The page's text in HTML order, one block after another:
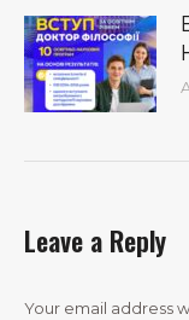
Leave a Reply
Your email address